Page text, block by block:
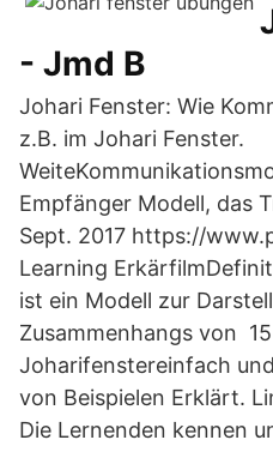
- Jmd B
Johari Fenster: Wie
z.B. im Johari Fenster.
Empfänger Modell, das
Sept. 2017 https://
Learning
ist ein Modell zur
Zusammenhangs von
Joharifenstereinfach
von Beispielen Erklärt.
Die Lernenden kennen